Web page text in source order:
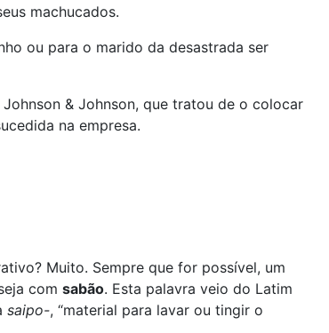
machucados.
ou para o marido da desastrada ser
& Johnson, que tratou de o colocar
na empresa.
Muito. Sempre que for possível, um
com sabão. Esta palavra veio do Latim
saipo-, “material para lavar ou tingir o